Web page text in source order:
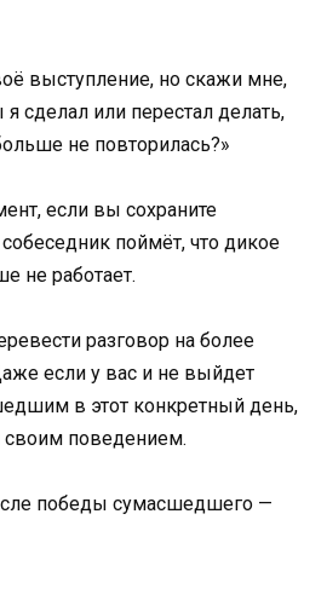
выступление, но скажи мне,
сделал или перестал делать,
не повторилась?»
если вы сохраните
поймёт, что дикое
не работает.
разговор на более
если у вас и не выйдет
в этот конкретный день,
своим поведением.
победы сумасшедшего —